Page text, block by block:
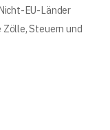
EU-Länder
Steuern und